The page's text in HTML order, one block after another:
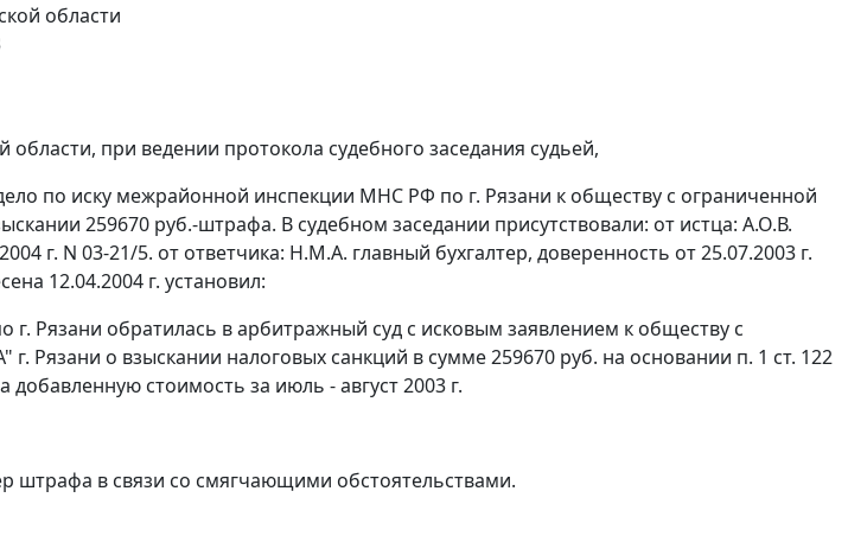
области
области, при ведении протокола судебного заседания судьей,
по иску межрайонной инспекции МНС РФ по г. Рязани к обществу с ограниченной
259670 руб.-штрафа. В судебном заседании присутствовали: от истца: А.О.В.
г. N 03-21/5. от ответчика: Н.М.А. главный бухгалтер, доверенность от 25.07.2003 г.
12.04.2004 г. установил:
Рязани обратилась в арбитражный суд с исковым заявлением к обществу с
г. Рязани о взыскании налоговых санкций в сумме 259670 руб. на основании п. 1 ст. 122
стоимость за июль - август 2003 г.
штрафа в связи со смягчающими обстоятельствами.